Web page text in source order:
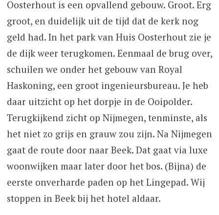
Oosterhout is een opvallend gebouw. Groot. Erg
groot, en duidelijk uit de tijd dat de kerk nog
geld had. In het park van Huis Oosterhout zie je
de dijk weer terugkomen. Eenmaal de brug over,
schuilen we onder het gebouw van Royal
Haskoning, een groot ingenieursbureau. Je heb
daar uitzicht op het dorpje in de Ooipolder.
Terugkijkend zicht op Nijmegen, tenminste, als
het niet zo grijs en grauw zou zijn. Na Nijmegen
gaat de route door naar Beek. Dat gaat via luxe
woonwijken maar later door het bos. (Bijna) de
eerste onverharde paden op het Lingepad. Wij
stoppen in Beek bij het hotel aldaar.